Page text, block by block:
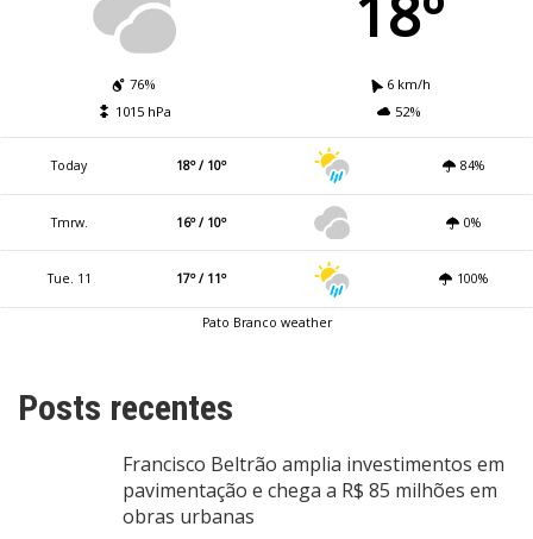
76%
6 km/h
1015 hPa
52%
Today 18º / 10º 84%
Tmrw. 16º / 10º 0%
Tue. 11 17º / 11º 100%
Pato Branco weather
Posts recentes
Francisco Beltrão amplia investimentos em
pavimentação e chega a R$ 85 milhões em
obras urbanas